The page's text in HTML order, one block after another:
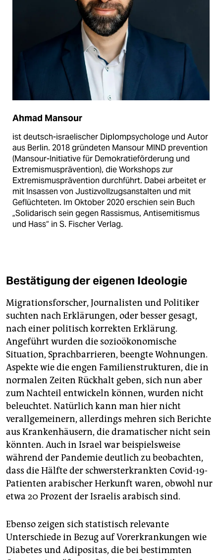
Ahmad Mansour
ist deutsch-israelischer Diplompsychologe und Autor
aus Berlin. 2018 gründeten Mansour MIND prevention
(Mansour-Initiative für Demo­kratieförderung und
Extremismusprävention), die Workshops zur
Extremismusprävention durchführt. Dabei arbeitet er
mit Insassen von Justizvollzugsanstalten und mit
Geflüchteten. Im Oktober 2020 erschien sein Buch
„Solidarisch sein gegen Rassismus, Antisemitismus
und Hass“ in S. Fischer Verlag.
Bestätigung der eigenen Ideologie
Migrationsforscher, Journalisten und Politiker
suchten nach Erklärungen, oder besser gesagt,
nach einer politisch korrekten Erklärung.
Angeführt wurden die sozioökonomische
Situation, Sprachbarrieren, beengte Wohnungen.
Aspekte wie die engen Familienstrukturen, die in
normalen Zeiten Rückhalt geben, sich nun aber
zum Nachteil entwickeln können, wurden nicht
beleuchtet. Natürlich kann man hier nicht
verallgemeinern, allerdings mehren sich Berichte
aus Krankenhäusern, die dramatischer nicht sein
könnten. Auch in Israel war beispielsweise
während der Pandemie deutlich zu beobachten,
dass die Hälfte der schwersterkrankten Covid-19-
Patienten arabischer Herkunft waren, obwohl nur
etwa 20 Prozent der Israelis arabisch sind.
Ebenso zeigen sich statistisch relevante
Unterschiede in Bezug auf Vorerkrankungen wie
Diabetes und Adipositas, die bei bestimmten